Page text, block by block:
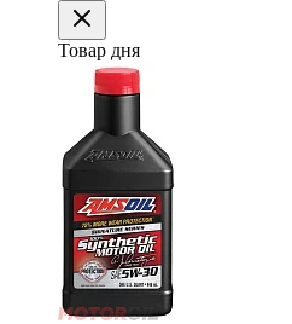
Товар дня